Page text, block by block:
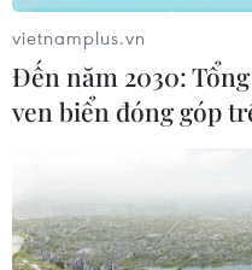
vietnamplus.vn
Đến năm 2030:
ven biển đóng góp